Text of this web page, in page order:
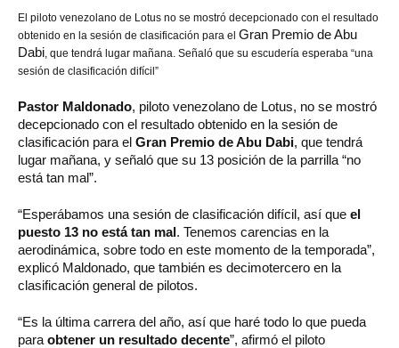
El piloto venezolano de Lotus no se mostró decepcionado con el resultado
obtenido en la sesión de clasificación para el Gran Premio de Abu
Dabi, que tendrá lugar mañana. Señaló que su escudería esperaba “una
sesión de clasificación difícil”
Pastor Maldonado, piloto venezolano de Lotus, no se mostró
decepcionado con el resultado obtenido en la sesión de
clasificación para el Gran Premio de Abu Dabi, que tendrá
lugar mañana, y señaló que su 13 posición de la parrilla “no
está tan mal”.
“Esperábamos una sesión de clasificación difícil, así que el
puesto 13 no está tan mal. Tenemos carencias en la
aerodinámica, sobre todo en este momento de la temporada”,
explicó Maldonado, que también es decimotercero en la
clasificación general de pilotos.
“Es la última carrera del año, así que haré todo lo que pueda
para obtener un resultado decente”, afirmó el piloto